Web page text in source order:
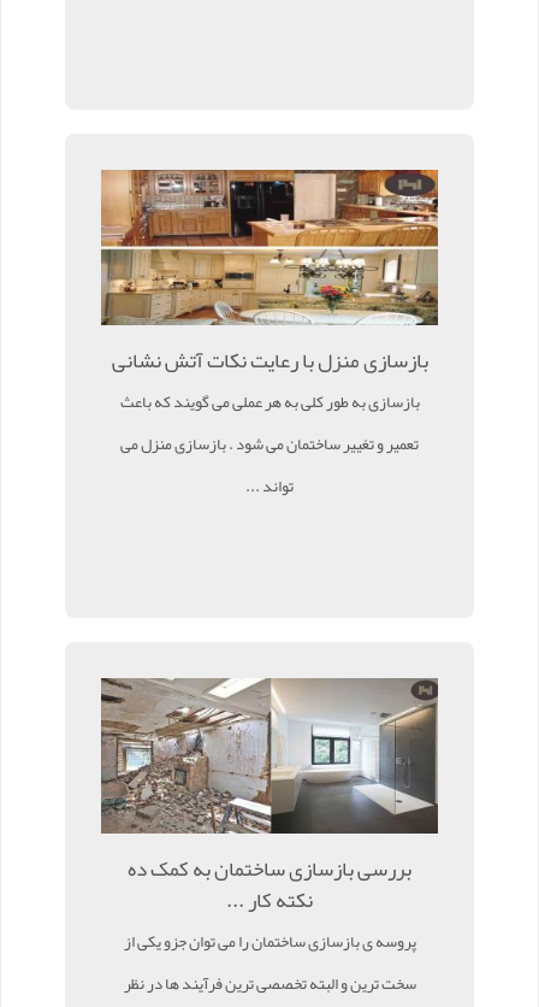
بازسازی منزل با رعایت نکات آتش نشانی
بازسازی به طور کلی به هر عملی می گویند که باعث
تعمیر و تغییر ساختمان می شود . بازسازی منزل می
تواند ...
بررسی بازسازی ساختمان به کمک ده
نکته کار ...
پروسه ی بازسازی ساختمان را می توان جزو یکی از
سخت ترین و البته تخصصی ترین فرآیند ها در نظر